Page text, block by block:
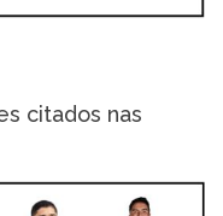
citados nas